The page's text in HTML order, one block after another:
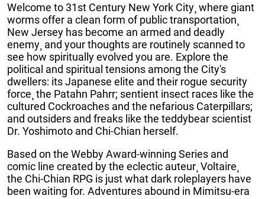
Welcome to 31st Century New York City¸ where giant
worms offer a clean form of public transportation¸
New Jersey has become an armed and deadly
enemy¸ and your thoughts are routinely scanned to
see how spiritually evolved you are. Explore the
political and spiritual tensions among the City's
dwellers: its Japanese elite and their rogue security
force¸ the Patahn Pahrr; sentient insect races like the
cultured Cockroaches and the nefarious Caterpillars;
and outsiders and freaks like the teddybear scientist
Dr. Yoshimoto and Chi-Chian herself.
Based on the Webby Award-winning Series and
comic line created by the eclectic auteur¸ Voltaire¸
the Chi-Chian RPG is just what dark roleplayers have
been waiting for. Adventures abound in Mimitsu-era